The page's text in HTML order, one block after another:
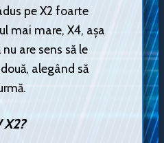
pe X2 foarte
mai mare, X4, așa
are sens să le
alegând să
X2?